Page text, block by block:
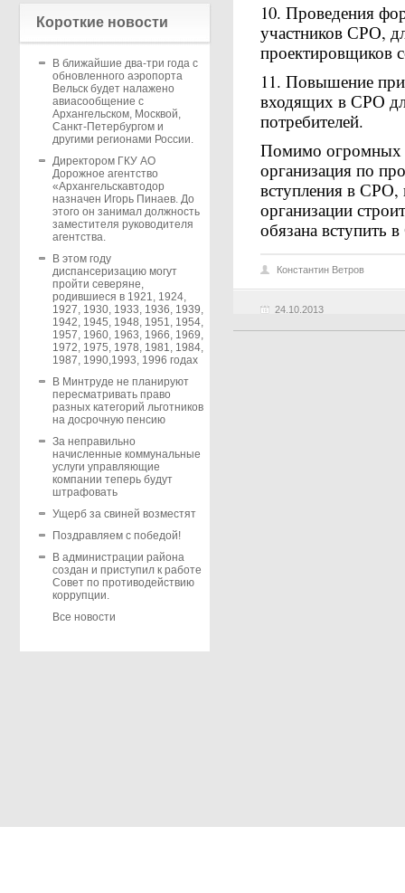
Короткие новости
В ближайшие два-три года с
обновленного аэропорта
Вельск будет налажено
авиасообщение с
Архангельском, Москвой,
Санкт-Петербургом и
другими регионами России.
Директором ГКУ АО
Дорожное агентство
«Архангельскавтодор
назначен Игорь Пинаев. До
этого он занимал должность
заместителя руководителя
агентства.
В этом году
диспансеризацию могут
пройти северяне,
родившиеся в 1921, 1924,
1927, 1930, 1933, 1936, 1939,
1942, 1945, 1948, 1951, 1954,
1957, 1960, 1963, 1966, 1969,
1972, 1975, 1978, 1981, 1984,
1987, 1990,1993, 1996 годах
В Минтруде не планируют
пересматривать право
разных категорий льготников
на досрочную пенсию
За неправильно
начисленные коммунальные
услуги управляющие
компании теперь будут
штрафовать
Ущерб за свиней возместят
Поздравляем с победой!
В администрации района
создан и приступил к работе
Совет по противодействию
коррупции.
Все новости
10. Проведения
участников СРО,
проектировщиков
11. Повышение
входящих в СРО
потребителей.
Помимо огромных
организация по
вступления в СРО,
организации
обязана вступить
24.10.2013
Константин Ветров